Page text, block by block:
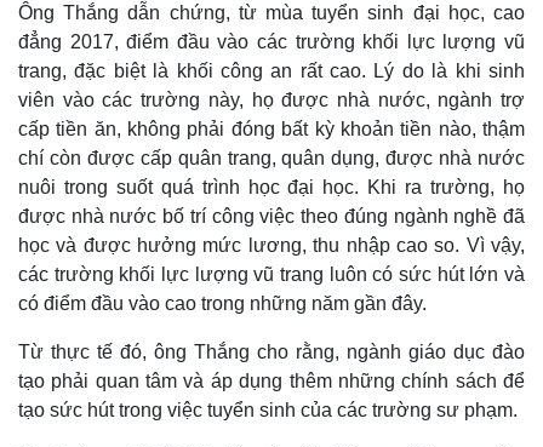
Ông Thắng dẫn chứng, từ mùa tuyển sinh đại học, cao
đẳng 2017, điểm đầu vào các trường khối lực lượng vũ
trang, đặc biệt là khối công an rất cao. Lý do là khi sinh
viên vào các trường này, họ được nhà nước, ngành trợ
cấp tiền ăn, không phải đóng bất kỳ khoản tiền nào, thậm
chí còn được cấp quân trang, quân dụng, được nhà nước
nuôi trong suốt quá trình học đại học. Khi ra trường, họ
được nhà nước bố trí công việc theo đúng ngành nghề đã
học và được hưởng mức lương, thu nhập cao so. Vì vậy,
các trường khối lực lượng vũ trang luôn có sức hút lớn và
có điểm đầu vào cao trong những năm gần đây.
Từ thực tế đó, ông Thắng cho rằng, ngành giáo dục đào
tạo phải quan tâm và áp dụng thêm những chính sách để
tạo sức hút trong việc tuyển sinh của các trường sư phạm.